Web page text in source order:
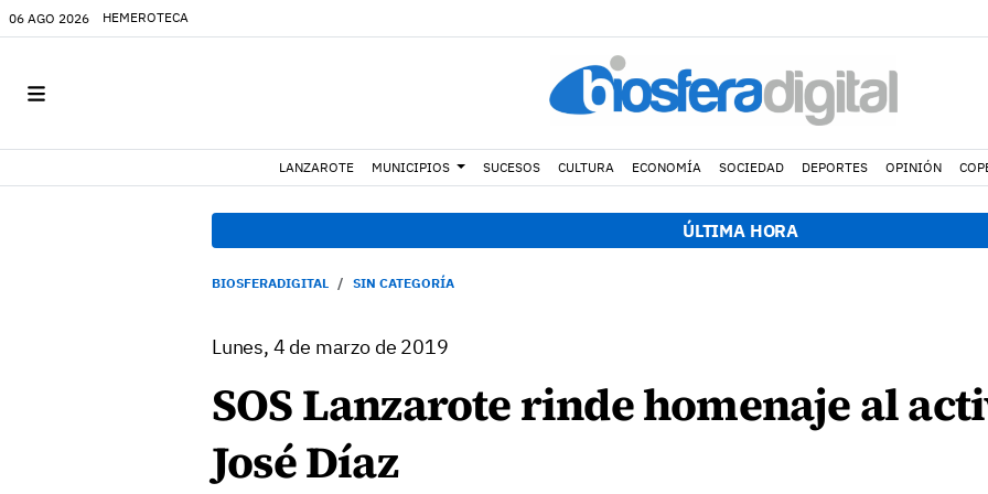
06 AGO 2026 HEMEROTECA
LANZAROTE MUNICIPIOS SUCESOS CULTURA ECONOMÍA SOCIEDAD DEPORTES OPINIÓN
ÚLTIMA HORA
BIOSFERADIGITAL SIN CATEGORÍA
Lunes, 4 de marzo de 2019
SOS Lanzarote rinde homenaje al
José Díaz